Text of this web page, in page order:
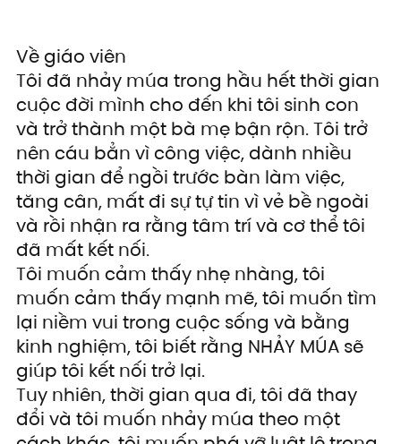
Về giáo viên
Tôi đã nhảy múa trong hầu hết thời gian
cuộc đời mình cho đến khi tôi sinh con
và trở thành một bà mẹ bận rộn. Tôi trở
nên cáu bẳn vì công việc, dành nhiều
thời gian để ngồi trước bàn làm việc,
tăng cân, mất đi sự tự tin vì vẻ bề ngoài
và rồi nhận ra rằng tâm trí và cơ thể tôi
đã mất kết nối.
Tôi muốn cảm thấy nhẹ nhàng, tôi
muốn cảm thấy mạnh mẽ, tôi muốn tìm
lại niềm vui trong cuộc sống và bằng
kinh nghiệm, tôi biết rằng NHẢY MÚA sẽ
giúp tôi kết nối trở lại.
Tuy nhiên, thời gian qua đi, tôi đã thay
đổi và tôi muốn nhảy múa theo một